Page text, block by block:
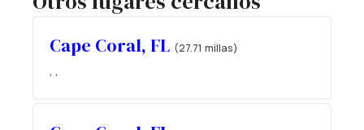
Cape Coral, FL (27.71 millas)
, ,